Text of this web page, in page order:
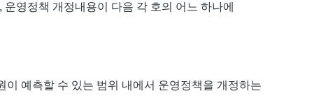
영정책 개정내용이 다음 각 호의 어느 하나에
예측할 수 있는 범위 내에서 운영정책을 개정하는